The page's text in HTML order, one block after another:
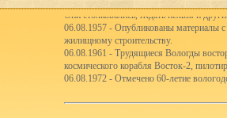
Они столковались, Ждать нельзя и
06.08.1957 - Опубликованы материалы с
жилищному строительству.
06.08.1961 - Трудящиеся Вологды
космического корабля Восток-2,
06.08.1972 - Отмечено 60-летие